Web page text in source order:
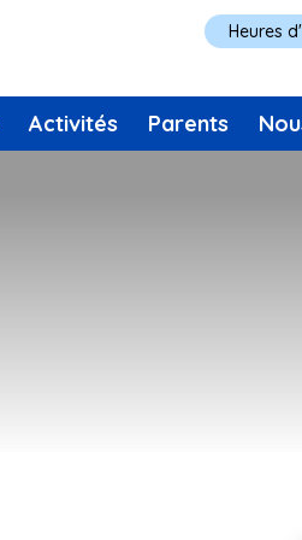
Heures
Activités Parents